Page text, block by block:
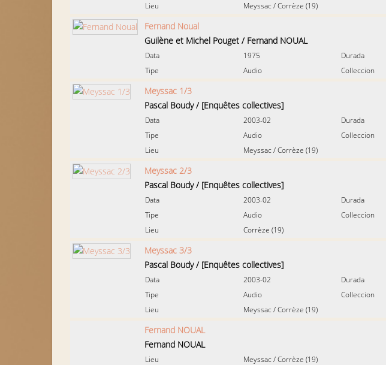
Lieu
Meyssac/Corrèze (19)
Fernand Noual
Guilène et Michel Pouget / Fernand NOUAL
Data
1975
Tipe
Audio
Durada
Colleccion
Meyssac 1/3
Pascal Boudy/ [Enquêtes collectives]
Data
2003-02
Tipe
Audio
Lieu
Meyssac/Corrèze (19)
Durada
Colleccion
Meyssac 2/3
Pascal Boudy/ [Enquêtes collectives]
Data
2003-02
Tipe
Audio
Lieu
Corrèze (19)
Durada
Colleccion
Meyssac 3/3
Pascal Boudy/ [Enquêtes collectives]
Data
2003-02
Tipe
Audio
Lieu
Meyssac/Corrèze (19)
Durada
Colleccion
Fernand NOUAL
Fernand NOUAL
Lieu Meyssac/Corrèze (19)